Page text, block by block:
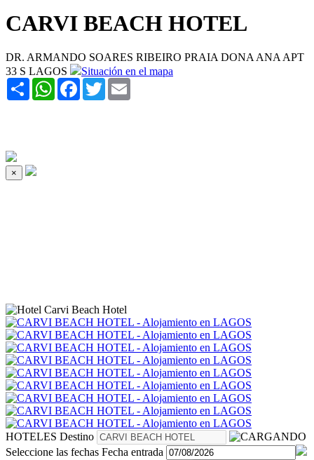
CARVI BEACH HOTEL
DR. ARMANDO SOARES RIBEIRO PRAIA DONA ANA APT
33 S LAGOS
Situación en el mapa
Share WhatsAppFacebook
Twitter
×
HOTELES Destino
Seleccione las fechas Fecha entrada